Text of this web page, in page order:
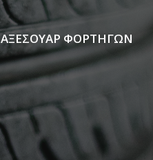
ΑΞΕΣΟΥΑΡ ΦΟΡΤΗΓΩΝ